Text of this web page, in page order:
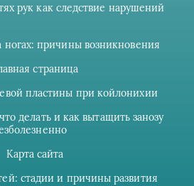
рук как следствие нарушений
ногах: причины возникновения
страница
пластины при койлонихии
делать и как вытащить занозу
Карта сайта
стадии и причины развития